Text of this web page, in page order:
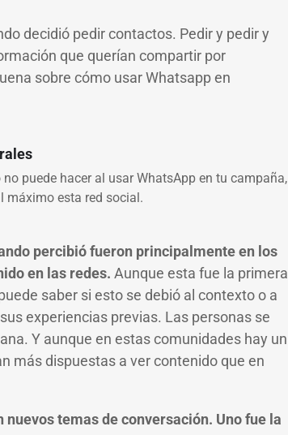
decidió pedir contactos. Pedir y pedir y
que querían compartir por
sobre cómo usar Whatsapp en
puede hacer al usar WhatsApp en tu campaña,
máximo esta red social.
percibió fueron principalmente en los
en las redes. Aunque esta fue la primera
saber si esto se debió al contexto o a
experiencias previas. Las personas se
Y aunque en estas comunidades hay un
más dispuestas a ver contenido que en
temas de conversación. Uno fue la